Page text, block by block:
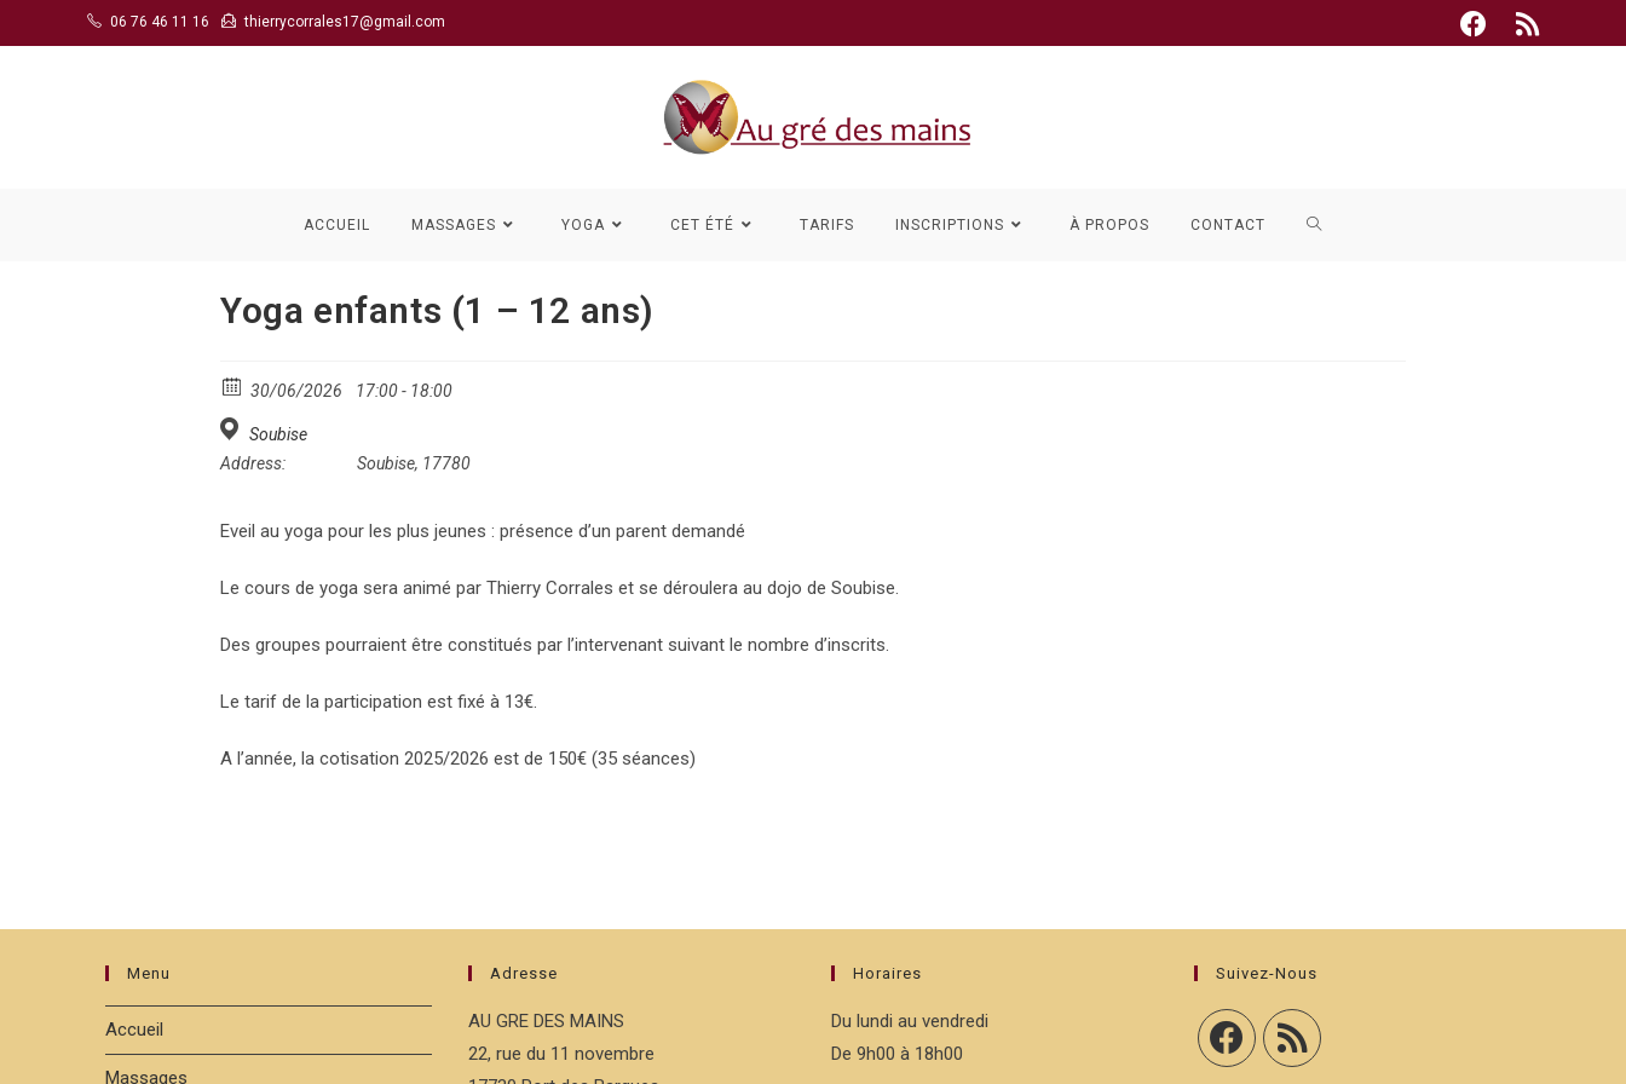
to
06 76 46 11 16 thierrycorrales17@gmail.com
ACCUEIL MASSAGES YOGA CET ÉTÉ TARIFS INSCRIPTIONS À PROPOS CONTACT TOGGLE
Yoga enfants (1 – 12 ans)
30/06/2026 17:00 - 18:00
Soubise
Address:
Soubise, 17780
Eveil au yoga pour les plus jeunes : présence d’un parent demandé
Le cours de yoga sera animé par Thierry Corrales et se déroulera au dojo de Soubise.
Des groupes pourraient être constitués par l’intervenant suivant le nombre d’inscrits.
Le tarif de la participation est fixé à 13€.
A l’année, la cotisation 2025/2026 est de 150€ (35 séances)
Menu
Accueil
Massages
Adresse
AU GRE DES MAINS
22, rue du 11 novembre
Horaires
Du lundi au vendredi
De 9h00 à 18h00
Suivez-Nous